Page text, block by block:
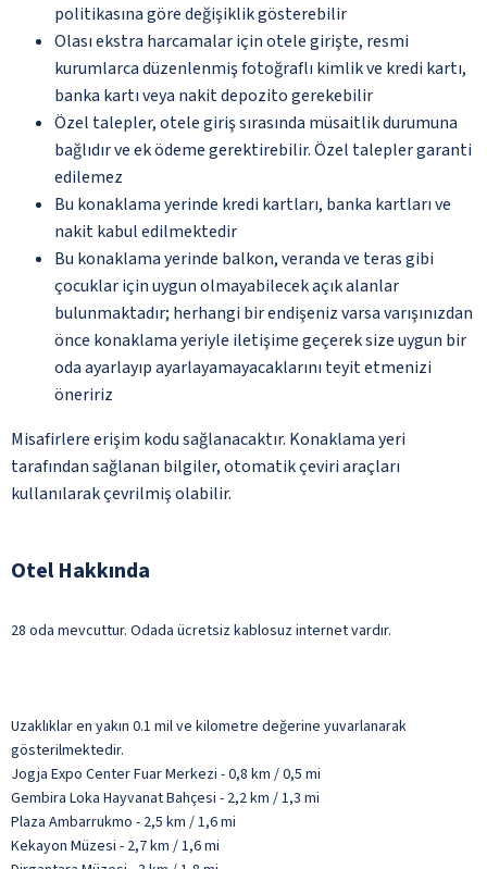
politikasına göre değişiklik gösterebilir
Olası ekstra harcamalar için otele girişte, resmi
kurumlarca düzenlenmiş fotoğraflı kimlik ve kredi kartı,
banka kartı veya nakit depozito gerekebilir
Özel talepler, otele giriş sırasında müsaitlik durumuna
bağlıdır ve ek ödeme gerektirebilir. Özel talepler garanti
edilemez
Bu konaklama yerinde kredi kartları, banka kartları ve
nakit kabul edilmektedir
Bu konaklama yerinde balkon, veranda ve teras gibi
çocuklar için uygun olmayabilecek açık alanlar
bulunmaktadır; herhangi bir endişeniz varsa varışınızdan
önce konaklama yeriyle iletişime geçerek size uygun bir
oda ayarlayıp ayarlayamayacaklarını teyit etmenizi
öneririz
Misafirlere erişim kodu sağlanacaktır. Konaklama yeri
tarafından sağlanan bilgiler, otomatik çeviri araçları
kullanılarak çevrilmiş olabilir.
Otel Hakkında
28 oda mevcuttur. Odada ücretsiz kablosuz internet vardır.
Uzaklıklar en yakın 0.1 mil ve kilometre değerine yuvarlanarak
gösterilmektedir.
Jogja Expo Center Fuar Merkezi - 0,8 km / 0,5 mi
Gembira Loka Hayvanat Bahçesi - 2,2 km / 1,3 mi
Plaza Ambarrukmo - 2,5 km / 1,6 mi
Kekayon Müzesi - 2,7 km / 1,6 mi